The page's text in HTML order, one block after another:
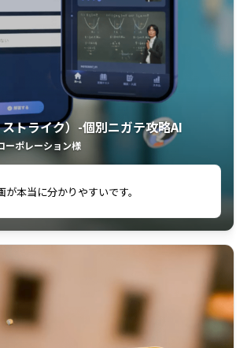
トライク）-個別ニガテ攻略AI
ーポレーション様
を主に使わせていただいているが、復習する
に役立っている。
が本当に分かりやすいです。